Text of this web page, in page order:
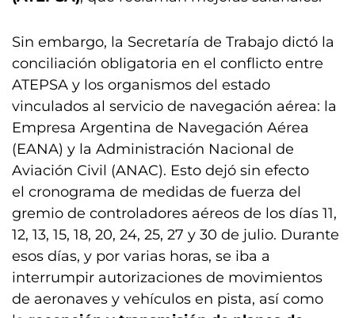
Sin embargo, la Secretaría de Trabajo dictó la
conciliación obligatoria en el conflicto entre
ATEPSA y los organismos del estado
vinculados al servicio de navegación aérea: la
Empresa Argentina de Navegación Aérea
(EANA) y la Administración Nacional de
Aviación Civil (ANAC). Esto dejó sin efecto
el cronograma de medidas de fuerza del
gremio de controladores aéreos de los días 11,
12, 13, 15, 18, 20, 24, 25, 27 y 30 de julio. Durante
esos días, y por varias horas, se iba a
interrumpir autorizaciones de movimientos
de aeronaves y vehículos en pista, así como